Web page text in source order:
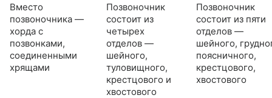
Вместо
позвоночника —
хорда с
позвонками,
соединенными
хрящами
Позвоночник
состоит из
четырех
отделов —
шейного,
туловищного,
крестцового и
хвостового
Позвоночник
состоит из пяти
отделов —
шейного,
поясничного,
крестцового,
хвостового